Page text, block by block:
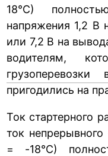
18°С)
напряжения 1,2 В
или 7,2 В на
водителям,
пригодились на
Ток стартерного
ток
= -18°С)